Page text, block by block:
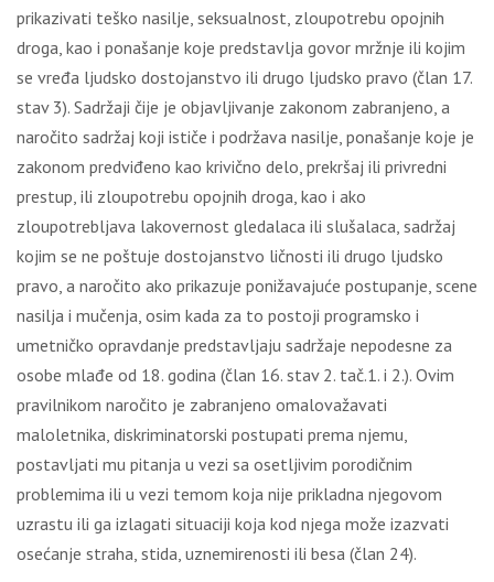
prikazivati teško nasilje, seksualnost, zloupotrebu opojnih
droga, kao i ponašanje koje predstavlja govor mržnje ili kojim
se vređa ljudsko dostojanstvo ili drugo ljudsko pravo (član 17.
stav 3). Sadržaji čije je objavljivanje zakonom zabranjeno, a
naročito sadržaj koji ističe i podržava nasilje, ponašanje koje je
zakonom predviđeno kao krivično delo, prekršaj ili privredni
prestup, ili zloupotrebu opojnih droga, kao i ako
zloupotrebljava lakovernost gledalaca ili slušalaca, sadržaj
kojim se ne poštuje dostojanstvo ličnosti ili drugo ljudsko
pravo, a naročito ako prikazuje ponižavajuće postupanje, scene
nasilja i mučenja, osim kada za to postoji programsko i
umetničko opravdanje predstavljaju sadržaje nepodesne za
osobe mlađe od 18. godina (član 16. stav 2. tač.1. i 2.). Ovim
pravilnikom naročito je zabranjeno omalovažavati
maloletnika, diskriminatorski postupati prema njemu,
postavljati mu pitanja u vezi sa osetljivim porodičnim
problemima ili u vezi temom koja nije prikladna njegovom
uzrastu ili ga izlagati situaciji koja kod njega može izazvati
osećanje straha, stida, uznemirenosti ili besa (član 24).